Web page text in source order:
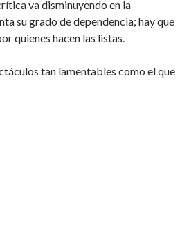
va disminuyendo en la
su grado de dependencia; hay que
quienes hacen las listas.
tan lamentables como el que